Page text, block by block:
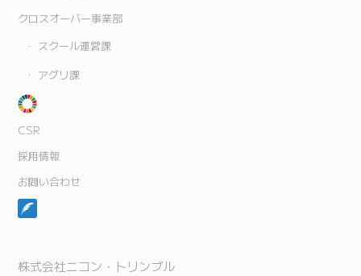
クロスオーバー事業部
スクール運営課
アグリ課
CSR
採用情報
お問い合わせ
株式会社ニコン・トリンブル